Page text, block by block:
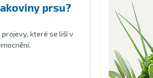
prsu?
které se liší v